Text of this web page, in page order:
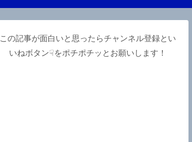
この記事が面白いと思ったらチャンネル登録とい
いねボタン☟をポチポチッとお願いします！